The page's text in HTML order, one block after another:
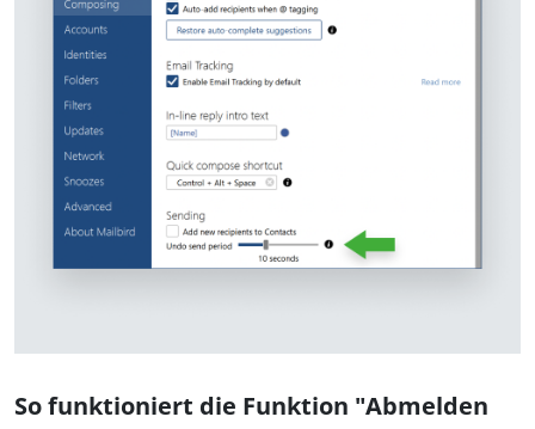
So funktioniert die Funktion "Abmelden